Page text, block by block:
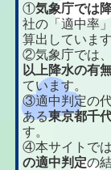
①気象庁では
社の「適中率
算出しています
②気象庁では
以上降水の有
ています。
③適中判定の
ある東京都千
す。
④本サイトで
の適中判定の